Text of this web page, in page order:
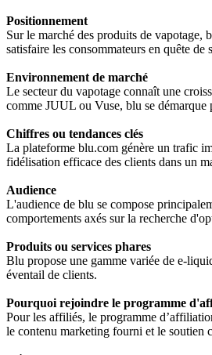
Positionnement
Sur le marché des produits de
satisfaire les consommateurs en quête
Environnement de marché
Le secteur du vapotage connaît une
comme JUUL ou Vuse, blu se démarque
Chiffres ou tendances clés
La plateforme blu.com génère un trafic
fidélisation efficace des clients dans un
Audience
L'audience de blu se compose
comportements axés sur la recherche
Produits ou services phares
Blu propose une gamme variée de e-
éventail de clients.
Pourquoi rejoindre le programme
Pour les affiliés, le programme
le contenu marketing fourni et le soutien